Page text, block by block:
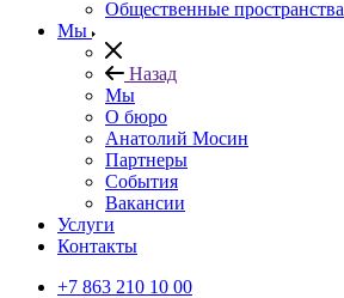
Общественные пространства
Мы
Назад
Мы
О бюро
Анатолий Мосин
Партнеры
События
Вакансии
Услуги
Контакты
+7 863 210 10 00